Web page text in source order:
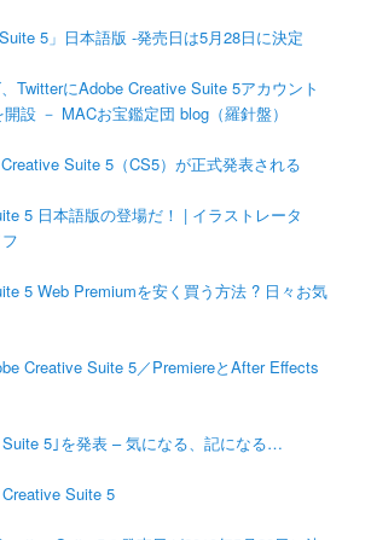
5」日本語版 -発売日は5月28日に決定
TwitterにAdobe Creative Suite 5アカウント
開設 － MACお宝鑑定団 blog（羅針盤）
Suite 5（CS5）が正式発表される
5 日本語版の登場だ！ | イラストレータ
5 Web Premiumを安く買う方法 ? 日々お気
Creative Suite 5／PremiereとAfter Effects
5｣を発表 – 気になる、記になる…
Suite 5